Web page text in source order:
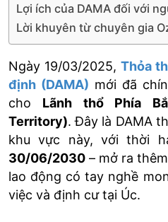
Lợi ích của DAMA đối với
Lời khuyên từ chuyên gia
Ngày 19/03/2025, Thỏa
định (DAMA) mới đã
cho Lãnh thổ Phía
Territory). Đây là DAMA
khu vực này, với thời
30/06/2030 – mở ra
lao động có tay nghề
việc và định cư tại Úc.